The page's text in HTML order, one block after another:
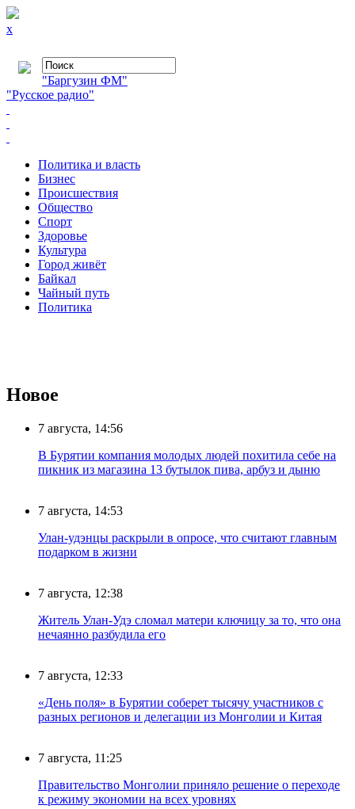
x
"Баргузин ФМ"
"Русское радио"
Политика и власть
Бизнес
Происшествия
Общество
Cпорт
Здоровье
Культура
Город живёт
Байкал
Чайный путь
Политика
Новое
7 августа, 14:56
В Бурятии компания молодых людей похитила себе на
пикник из магазина 13 бутылок пива, арбуз и дыню
7 августа, 14:53
Улан-удэнцы раскрыли в опросе, что считают главным
подарком в жизни
7 августа, 12:38
Житель Улан-Удэ сломал матери ключицу за то, что она
нечаянно разбудила его
7 августа, 12:33
«День поля» в Бурятии соберет тысячу участников с
разных регионов и делегации из Монголии и Китая
7 августа, 11:25
Правительство Монголии приняло решение о переходе
к режиму экономии на всех уровнях